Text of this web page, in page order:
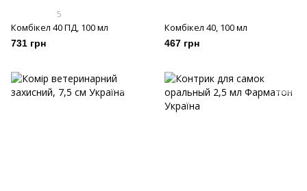
5
Комбікел 40 ПД, 100 мл
731 грн
Комбікел 40, 100 мл
467 грн